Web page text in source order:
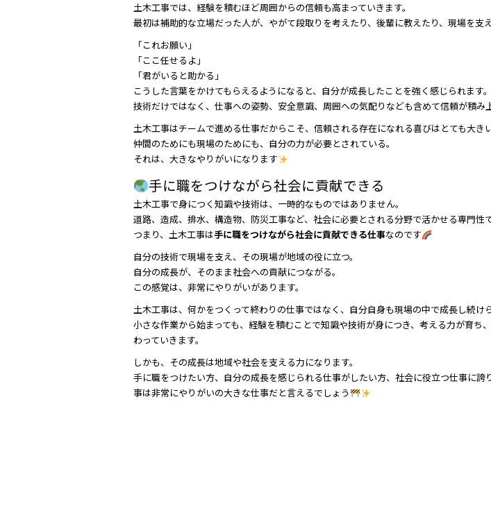
土木工事では、経験を積むほど周囲からの信頼も高まっていきます。
最初は補助的な立場だった人が、やがて段取りを考えたり、後輩に教えたり、現場を支
「これお願い」
「ここ任せるよ」
「君がいると助かる」
こうした言葉をかけてもらえるようになると、自分が成長したことを強く感じられます。
技術だけではなく、仕事への姿勢、安全意識、周囲への気配りなども含めて信頼が積み
土木工事はチームで進める仕事だからこそ、信頼される存在になれる喜びはとても大きい
仲間のためにも現場のためにも、自分の力が必要とされている。
それは、大きなやりがいになります
手に職をつけながら社会に貢献できる
土木工事で身につく知識や技術は、一時的なものではありません。
道路、造成、排水、構造物、防災工事など、社会に必要とされる分野で活かせる専門性で
つまり、土木工事は手に職をつけながら社会に貢献できる仕事なのです
自分の技術で現場を支え、その現場が地域の役に立つ。
自分の成長が、そのまま社会への貢献につながる。
この感覚は、非常にやりがいがあります。
土木工事は、何かをつくって終わりの仕事ではなく、自分自身も現場の中で成長し続け
小さな作業から始まっても、経験を積むことで知識や技術が身につき、考える力が育ち
わっていきます。
しかも、その成長は地域や社会を支える力になります。
手に職をつけたい方、自分の成長を感じられる仕事がしたい方、社会に役立つ仕事に誇
事は非常にやりがいの大きな仕事だと言えるでしょう